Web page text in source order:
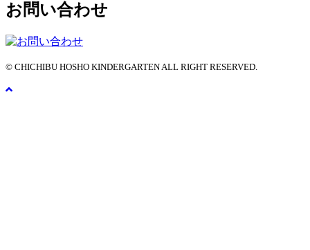
お問い合わせ
© CHICHIBU HOSHO KINDERGARTEN ALL RIGHT RESERVED.